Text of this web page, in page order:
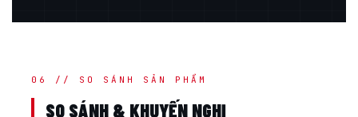
06 // SO SÁNH SẢN PHẨM
SO SÁNH & KHUYẾN NGHỊ